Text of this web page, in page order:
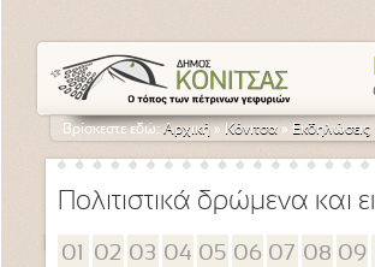
Βρίσκεστε εδώ:Αρχική » Κόνιτσα » Εκδηλώσεις
Πολιτιστικά δρώμενα
01 02 03 04 05 06 07 08 09